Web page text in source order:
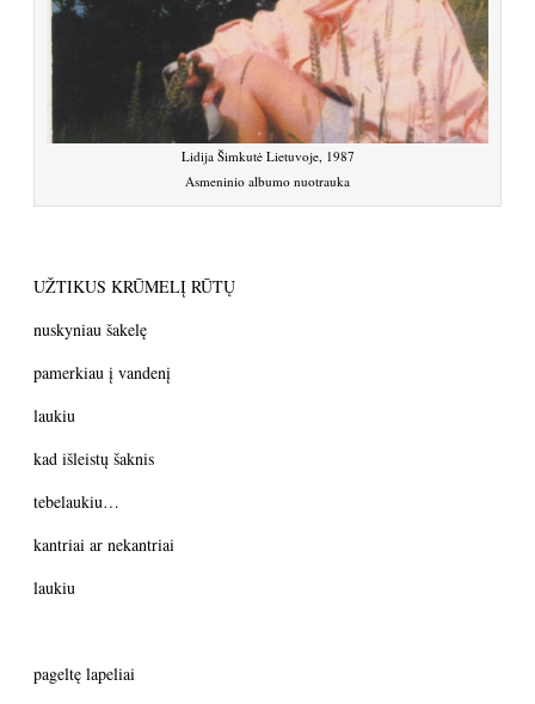
Lidija Šimkutė Lietuvoje, 1987
Asmeninio albumo nuotrauka
UŽTIKUS KRŪMELĮ RŪTŲ
nuskyniau šakelę
pamerkiau į vandenį
laukiu
kad išleistų šaknis
tebelaukiu…
kantriai ar nekantriai
laukiu
pageltę lapeliai